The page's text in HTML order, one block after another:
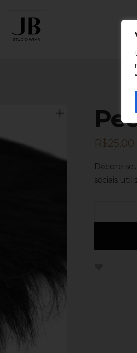
R$25,00
Decore
sociais